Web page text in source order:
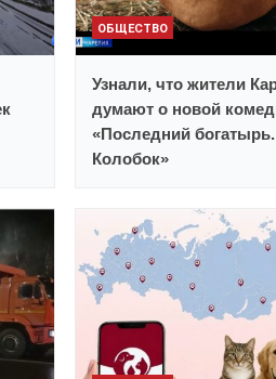
ОБЩЕСТВО
Узнали, что жители
думают о новой
«Последний богатырь.
Колобок»